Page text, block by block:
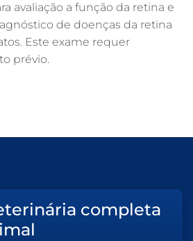
avaliação a função da retina e
de doenças da retina
Este exame requer
prévio.
completa